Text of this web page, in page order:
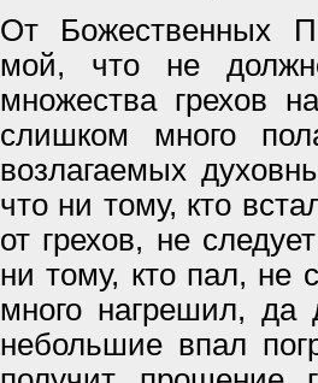
От Божественных
мой, что не
множества грехов
слишком много
возлагаемых
что ни тому, кто
от грехов, не
ни тому, кто пал, не
много нагрешил, да
небольшие впал